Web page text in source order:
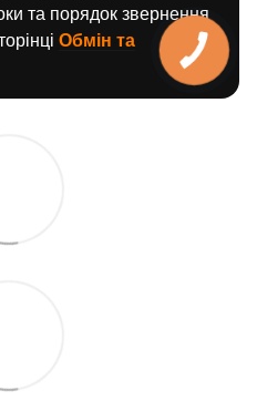
та порядок звернення
Обмін та